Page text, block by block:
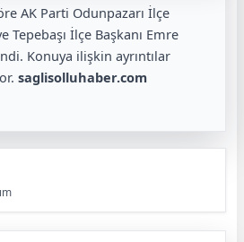
AK Parti Odunpazarı İlçe
Tepebaşı İlçe Başkanı Emre
Konuya ilişkin ayrıntılar
saglisolluhaber.com